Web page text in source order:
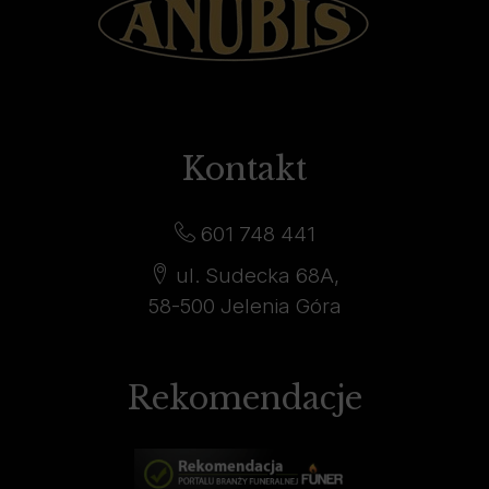
Kontakt
601 748 441
ul. Sudecka 68A,
58-500 Jelenia Góra
Rekomendacje